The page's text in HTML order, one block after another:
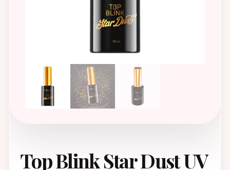
Top Blink Star Dust UV